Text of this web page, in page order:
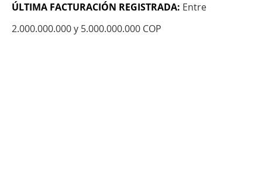
ÚLTIMA FACTURACIÓN REGISTRADA: Entre
2.000.000.000 y 5.000.000.000 COP